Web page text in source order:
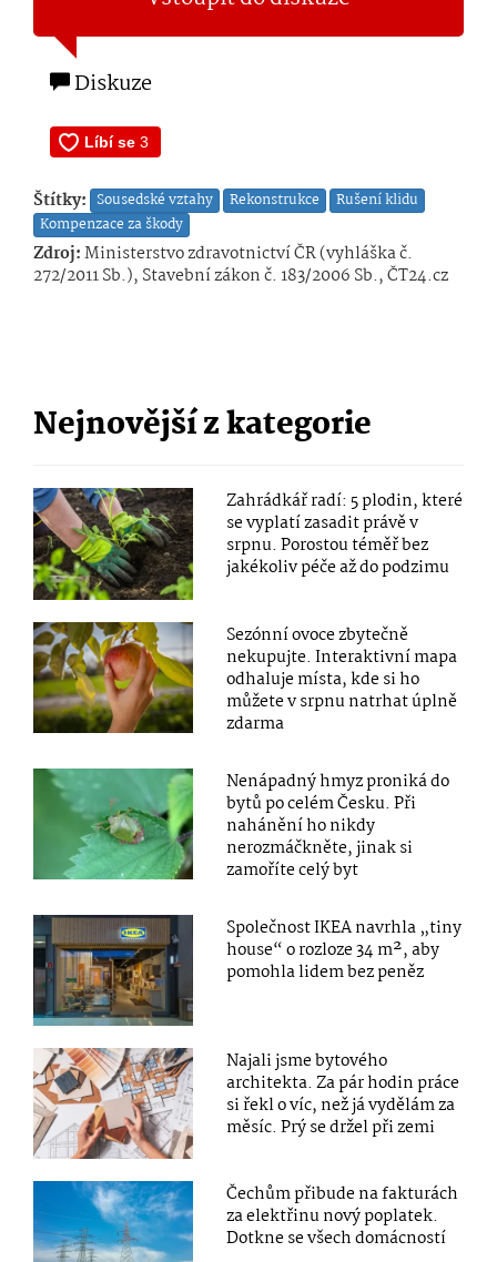
Diskuze
Štítky: Sousedské vztahy Rekonstrukce
Rušení klidu
Kompenzace za škody
Zdroj:Ministerstvo zdravotnictví ČR (vyhláška č.
272/2011 Sb.), Stavební zákon č. 183/2006 Sb., ČT24.cz
Nejnovější z kategorie
Zahrádkář radí: 5 plodin, které
se vyplatí zasadit právě v
srpnu. Porostou téměř bez
jakékoliv péče až do podzimu
Sezónní ovoce zbytečně
nekupujte. Interaktivní mapa
odhaluje místa, kde si ho
můžete v srpnu natrhat úplně
zdarma
Nenápadný hmyz proniká do
bytů po celém Česku. Při
nahánění ho nikdy
nerozmáčkněte, jinak si
zamoříte celý byt
Společnost IKEA navrhla „tiny
house“ o rozloze 34 m², aby
pomohla lidem bez peněz
Najali jsme bytového
architekta. Za pár hodin práce
si řekl o víc, než já vydělám za
měsíc. Prý se držel při zemi
Čechům přibude na fakturách
za elektřinu nový poplatek.
Dotkne se všech domácností